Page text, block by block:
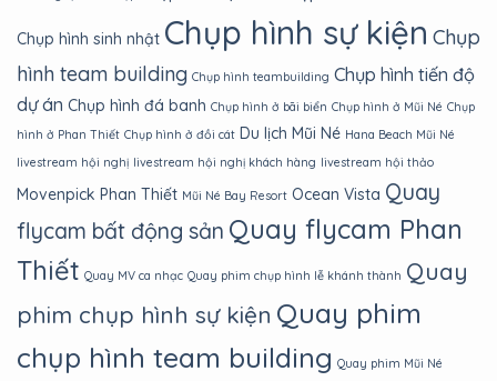
Chụp hình sinh nhật Chụp hình sự kiện Chụp
hình team building Chụp hình teambuilding Chụp hình tiến độ
dự án Chụp hình đá banh Chụp hình ở bãi biển Chụp hình ở Mũi Né Chụp
hình ở Phan Thiết Chụp hình ở đồi cát Du lịch Mũi Né Hana Beach Mũi Né
livestream hội nghị livestream hội nghị khách hàng livestream hội thảo
Movenpick Phan Thiết Mũi Né Bay Resort Ocean Vista Quay
flycam bất động sản Quay flycam Phan
Thiết Quay MV ca nhạc Quay phim chụp hình lễ khánh thành Quay
phim chụp hình sự kiện Quay phim
chụp hình team building Quay phim Mũi Né